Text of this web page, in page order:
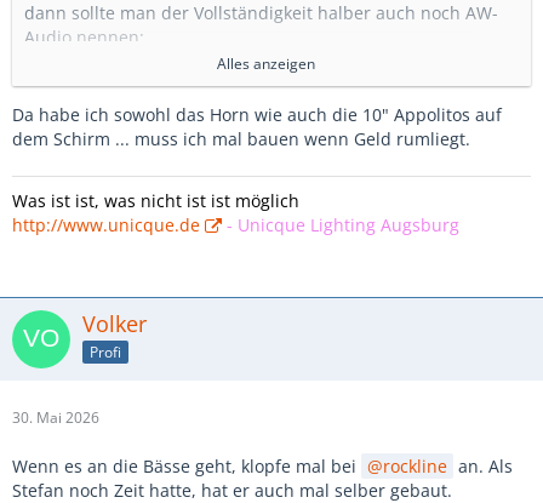
dann sollte man der Vollständigkeit halber auch noch AW-
Audio nennen:
https://aw-audio.de/lautsprecherbau/
Grüßles
Alles anzeigen
Da habe ich sowohl das Horn wie auch die 10" Appolitos auf
dem Schirm ... muss ich mal bauen wenn Geld rumliegt.
Was ist ist, was nicht ist ist möglich
http://www.unicque.de
- Unicque Lighting Augsburg
Volker
Profi
30. Mai 2026
Wenn es an die Bässe geht, klopfe mal bei rockline an. Als
Stefan noch Zeit hatte, hat er auch mal selber gebaut.